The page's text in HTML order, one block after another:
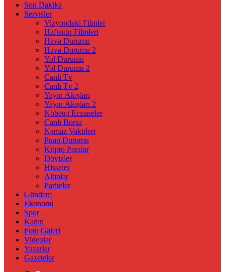
Son Dakika
Servisler
Vizyondaki Filmler
Haftanin Filmleri
Hava Durumu
Hava Durumu 2
Yol Durumu
Yol Durumu 2
Canlı Tv
Canlı Tv 2
Yayın Akışları
Yayın Akışları 2
Nöbetçi Eczaneler
Canlı Borsa
Namaz Vakitleri
Puan Durumu
Kripto Paralar
Dövizler
Hisseler
Altınlar
Pariteler
Gündem
Ekonomi
Spor
Kadın
Foto Galeri
Videolar
Yazarlar
Gazeteler